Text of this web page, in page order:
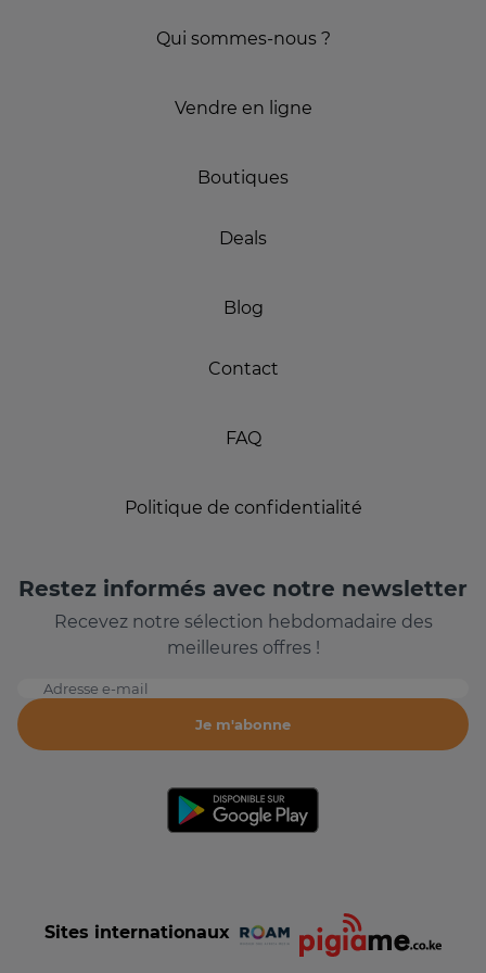
Qui sommes-nous ?
Vendre en ligne
Boutiques
Deals
Blog
Contact
FAQ
Politique de confidentialité
Restez informés avec notre newsletter
Recevez notre sélection hebdomadaire des
meilleures offres !
Adresse e-mail
Je m'abonne
Sites internationaux